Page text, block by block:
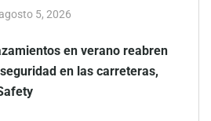
agosto 5, 2026
en verano reabren
en las carreteras,